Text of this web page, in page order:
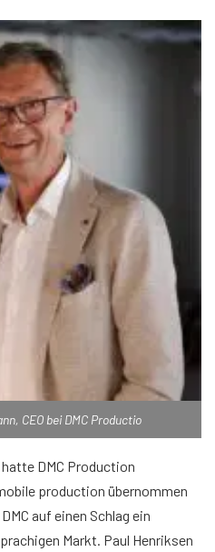
CEO bei DMC Productio
DMC Production
production übernommen
auf einen Schlag ein
Markt. Paul Henriksen